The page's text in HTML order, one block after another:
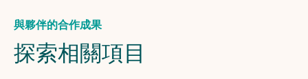
與夥伴的合作成果
探索相關項目